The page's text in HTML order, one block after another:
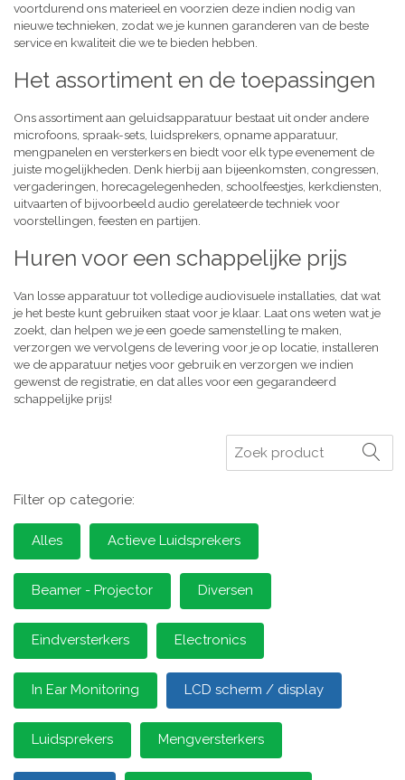
voortdurend ons materieel en voorzien deze indien nodig van
nieuwe technieken, zodat we je kunnen garanderen van de beste
service en kwaliteit die we te bieden hebben.
Het assortiment en de toepassingen
Ons assortiment aan geluidsapparatuur bestaat uit onder andere
microfoons, spraak-sets, luidsprekers, opname apparatuur,
mengpanelen en versterkers en biedt voor elk type evenement de
juiste mogelijkheden. Denk hierbij aan bijeenkomsten, congressen,
vergaderingen, horecagelegenheden, schoolfeestjes, kerkdiensten,
uitvaarten of bijvoorbeeld audio gerelateerde techniek voor
voorstellingen, feesten en partijen.
Huren voor een schappelijke prijs
Van losse apparatuur tot volledige audiovisuele installaties, dat wat
je het beste kunt gebruiken staat voor je klaar. Laat ons weten wat je
zoekt, dan helpen we je een goede samenstelling te maken,
verzorgen we vervolgens de levering voor je op locatie, installeren
we de apparatuur netjes voor gebruik en verzorgen we indien
gewenst de registratie, en dat alles voor een gegarandeerd
schappelijke prijs!
Zoeken
Filter op categorie:
Alles Actieve Luidsprekers
Beamer - Projector Diversen
Eindversterkers Electronics
In Ear Monitoring LCD scherm / display
Luidsprekers Mengversterkers